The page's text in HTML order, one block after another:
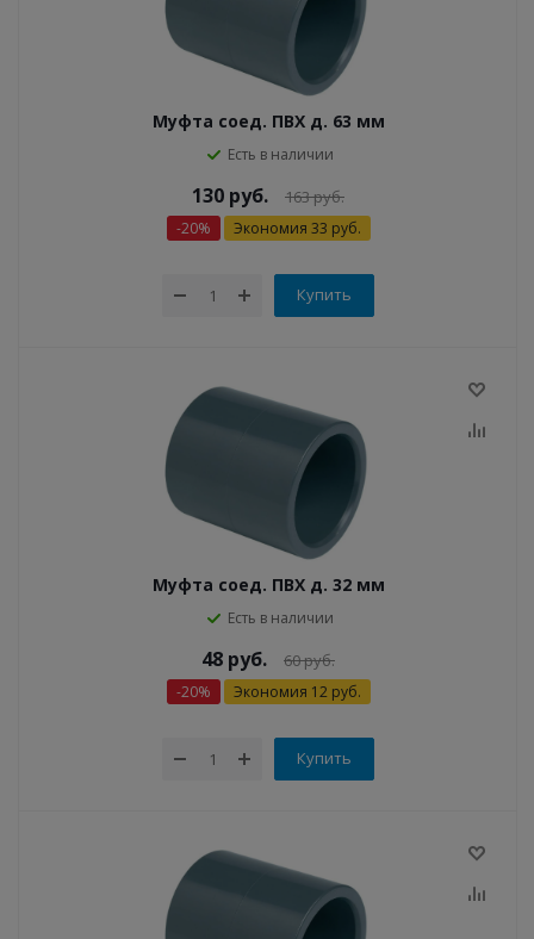
Муфта соед. ПВХ д. 63 мм
Есть в наличии
130 руб. 163руб.
-20% Экономия 33 руб.
Купить
Муфта соед. ПВХ д. 32 мм
Есть в наличии
48 руб. 60руб.
-20% Экономия 12руб.
Купить